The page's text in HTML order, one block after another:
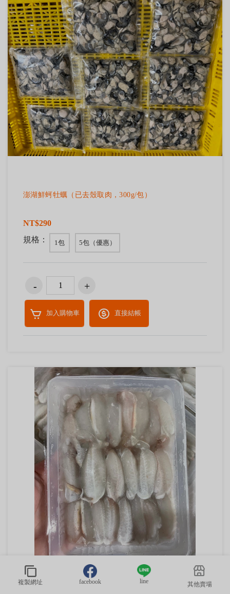
複製網址 facebook line 其他賣場
澎湖鮮蚵牡蠣（已去殼取肉，300g/包）
NT$290
規格：
1包 5包（優惠）
加入購物車 直接結帳